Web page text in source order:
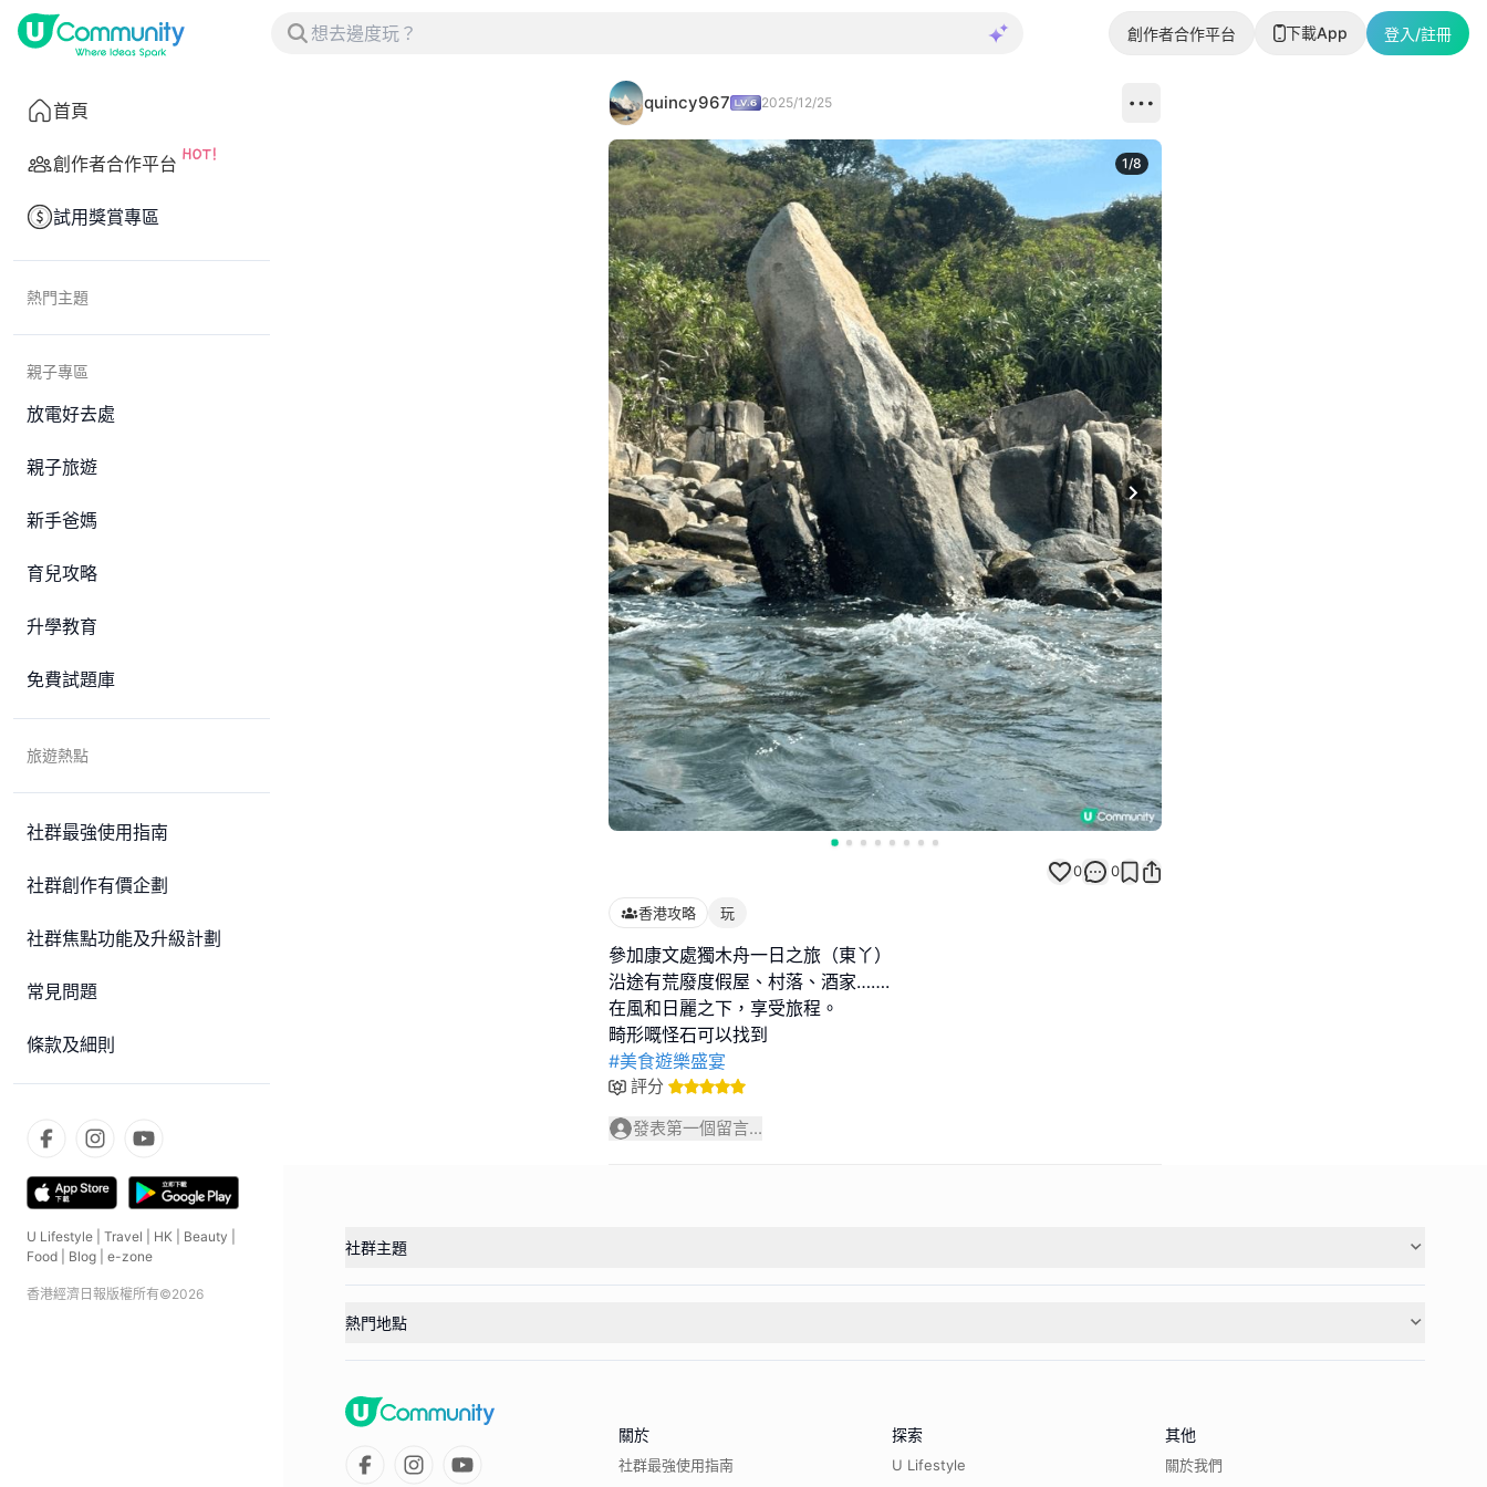
創作者合作平台 下載App 登入/註冊
首頁
創作者合作平台
試用獎賞專區
熱門主題
親子專區
放電好去處
親子旅遊
新手爸媽
育兒攻略
升學教育
免費試題庫
旅遊熱點
社群最強使用指南
社群創作有價企劃
社群焦點功能及升級計劃
常見問題
條款及細則
U Lifestyle Travel HK Beauty
Food
Blog e-zone
香港經濟日報版權所有©2026
quincy967 2025/12/25
Next slide
1/8
0 0
香港攻略 玩
參加康文處獨木舟一日之旅（東丫）
沿途有荒廢度假屋、村落、酒家…….
在風和日麗之下，享受旅程。
#美食遊樂盛宴
評分
發表第一個留言...
社群主題
熱門地點
關於
社群最強使用指南
探索
U Lifestyle
其他
關於我們